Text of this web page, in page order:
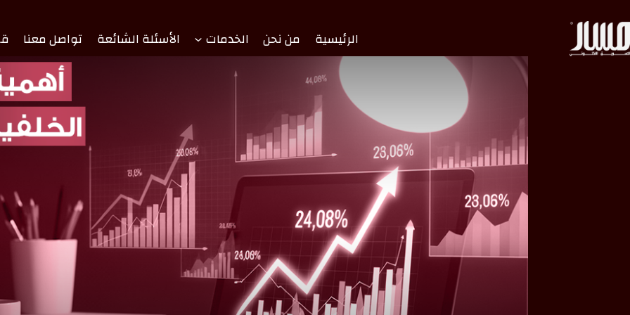
الرئيسية من نحن الخدمات الأسئلة الشائعة تواصل معنا